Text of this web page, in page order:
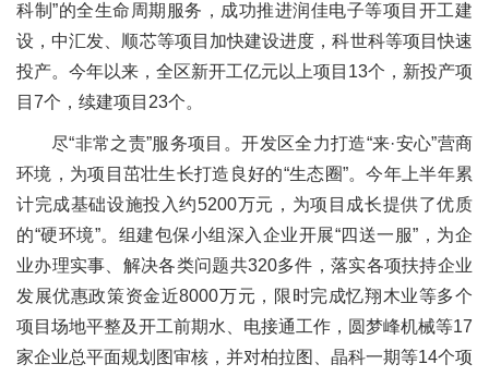
科制”的全生命周期服务，成功推进润佳电子等项目开工建
设，中汇发、顺芯等项目加快建设进度，科世科等项目快速
投产。今年以来，全区新开工亿元以上项目13个，新投产项
目7个，续建项目23个。
尽“非常之责”服务项目。开发区全力打造“来·安心”营商
环境，为项目茁壮生长打造良好的“生态圈”。今年上半年累
计完成基础设施投入约5200万元，为项目成长提供了优质
的“硬环境”。组建包保小组深入企业开展“四送一服”，为企
业办理实事、解决各类问题共320多件，落实各项扶持企业
发展优惠政策资金近8000万元，限时完成忆翔木业等多个
项目场地平整及开工前期水、电接通工作，圆梦峰机械等17
家企业总平面规划图审核，并对柏拉图、晶科一期等14个项